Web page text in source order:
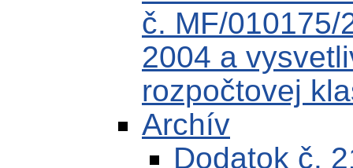
č. MF/010175/
2004 a
rozpočtovej
Archív
Dodatok č.